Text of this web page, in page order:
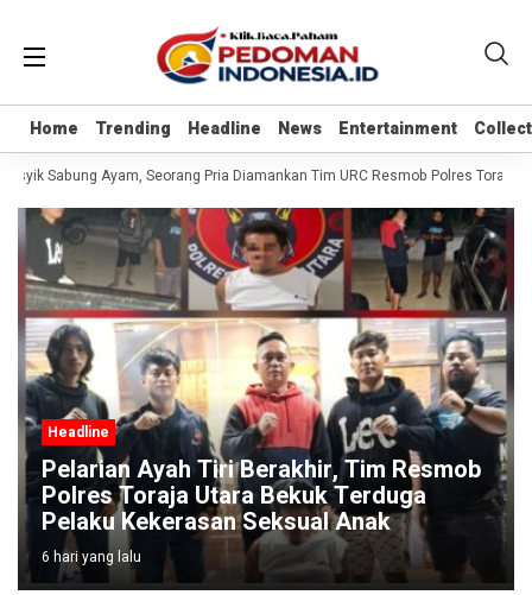
Home Trending Headline News Entertainment
Home Trending Headline News Entertainment
Sabung Ayam, Seorang Pria Diamankan Tim URC Resmob Polres Toraja
Headline
Pelarian Ayah Tiri Berakhir, Tim Resmob
Polres Toraja Utara Bekuk Terduga
Pelaku Kekerasan Seksual Anak
6 hari yang lalu